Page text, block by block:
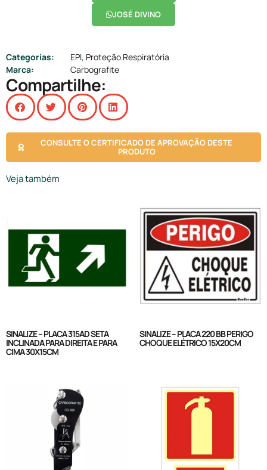
JOSÉ DIVINO
Categorias: EPI, Proteção Respiratória
Marca:
Carbografite
Compartilhe:
CONSULTE O CERTIFICADO DE APROVAÇÃO DESTE
PRODUTO
Veja também
SINALIZE – PLACA 315AD SETA
INCLINADA PARA DIREITA E PARA
CIMA 30X15CM
SINALIZE – PLACA 220 BB PERIGO
CHOQUE ELÉTRICO 15X20CM